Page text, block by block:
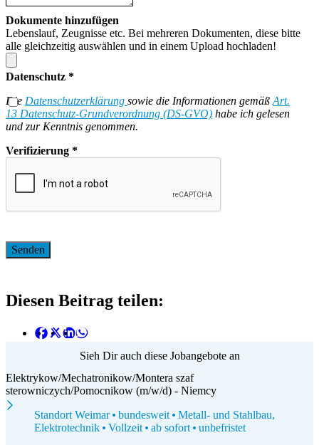
Dokumente hinzufügen
Lebenslauf, Zeugnisse etc. Bei mehreren Dokumenten, diese bitte
alle gleichzeitig auswählen und in einem Upload hochladen!
Datenschutz *
Die Datenschutzerklärung sowie die Informationen gemäß Art.
13 Datenschutz-Grundverordnung (DS-GVO) habe ich gelesen
und zur Kenntnis genommen.
Verifizierung *
Diesen Beitrag teilen:
Sieh Dir auch diese Jobangebote an
Elektrykow/Mechatronikow/Montera szaf
sterowniczych/Pomocnikow (m/w/d) - Niemcy
Standort Weimar
bundesweit
Metall- und Stahlbau,
Elektrotechnik
Vollzeit ab sofort unbefristet